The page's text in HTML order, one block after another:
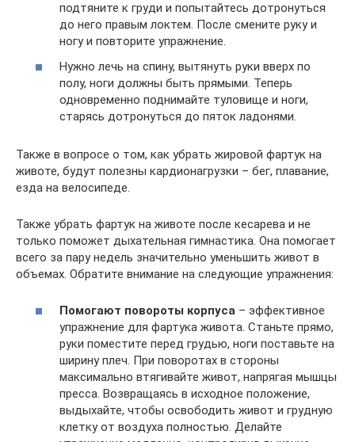
подтяните к груди и попытайтесь дотронуться
до него правым локтем. После смените руку и
ногу и повторите упражнение.
Нужно лечь на спину, вытянуть руки вверх по
полу, ноги должны быть прямыми. Теперь
одновременно поднимайте туловище и ноги,
старясь дотронуться до пяток ладонями.
Также в вопросе о том, как убрать жировой фартук на
животе, будут полезны кардионагрузки – бег, плавание,
езда на велосипеде.
Также убрать фартук на животе после кесарева и не
только поможет дыхательная гимнастика. Она помогает
всего за пару недель значительно уменьшить живот в
объемах. Обратите внимание на следующие упражнения:
Помогают повороты корпуса – эффективное
упражнение для фартука живота. Станьте прямо,
руки поместите перед грудью, ноги поставьте на
ширину плеч. При поворотах в стороны
максимально втягивайте живот, напрягая мышцы
пресса. Возвращаясь в исходное положение,
выдыхайте, чтобы освободить живот и грудную
клетку от воздуха полностью. Делайте